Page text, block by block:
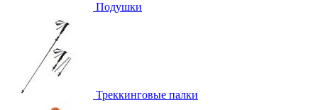
Подушки
Треккинговые палки